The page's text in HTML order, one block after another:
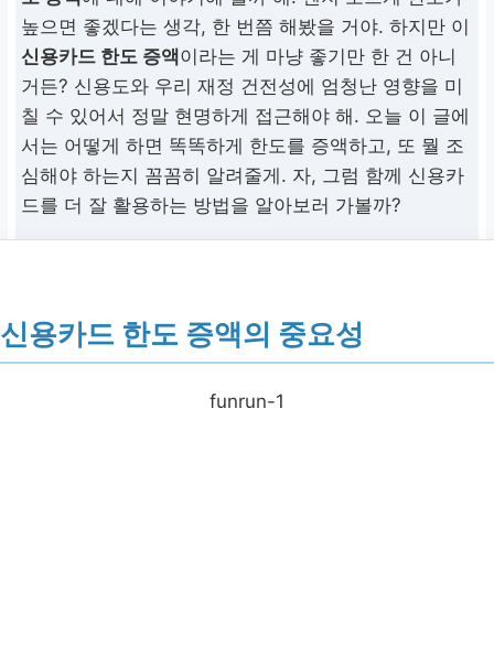
높으면 좋겠다는 생각, 한 번쯤 해봤을 거야. 하지만 이
신용카드 한도 증액이라는 게 마냥 좋기만 한 건 아니
거든? 신용도와 우리 재정 건전성에 엄청난 영향을 미
칠 수 있어서 정말 현명하게 접근해야 해. 오늘 이 글에
서는 어떻게 하면 똑똑하게 한도를 증액하고, 또 뭘 조
심해야 하는지 꼼꼼히 알려줄게. 자, 그럼 함께 신용카
드를 더 잘 활용하는 방법을 알아보러 가볼까?
신용카드 한도 증액의 중요성
funrun-1